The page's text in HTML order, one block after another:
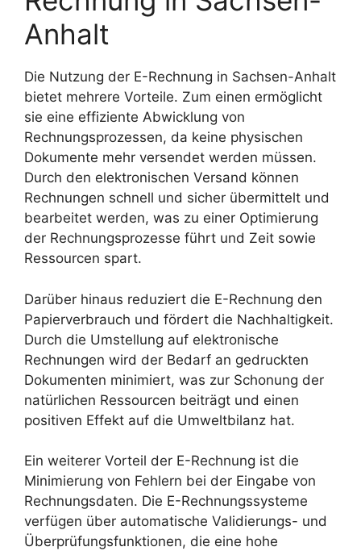
Anhalt
Die Nutzung der E-Rechnung in Sachsen-Anhalt
bietet mehrere Vorteile. Zum einen ermöglicht
sie eine effiziente Abwicklung von
Rechnungsprozessen, da keine physischen
Dokumente mehr versendet werden müssen.
Durch den elektronischen Versand können
Rechnungen schnell und sicher übermittelt und
bearbeitet werden, was zu einer Optimierung
der Rechnungsprozesse führt und Zeit sowie
Ressourcen spart.
Darüber hinaus reduziert die E-Rechnung den
Papierverbrauch und fördert die Nachhaltigkeit.
Durch die Umstellung auf elektronische
Rechnungen wird der Bedarf an gedruckten
Dokumenten minimiert, was zur Schonung der
natürlichen Ressourcen beiträgt und einen
positiven Effekt auf die Umweltbilanz hat.
Ein weiterer Vorteil der E-Rechnung ist die
Minimierung von Fehlern bei der Eingabe von
Rechnungsdaten. Die E-Rechnungssysteme
verfügen über automatische Validierungs- und
Überprüfungsfunktionen, die eine hohe